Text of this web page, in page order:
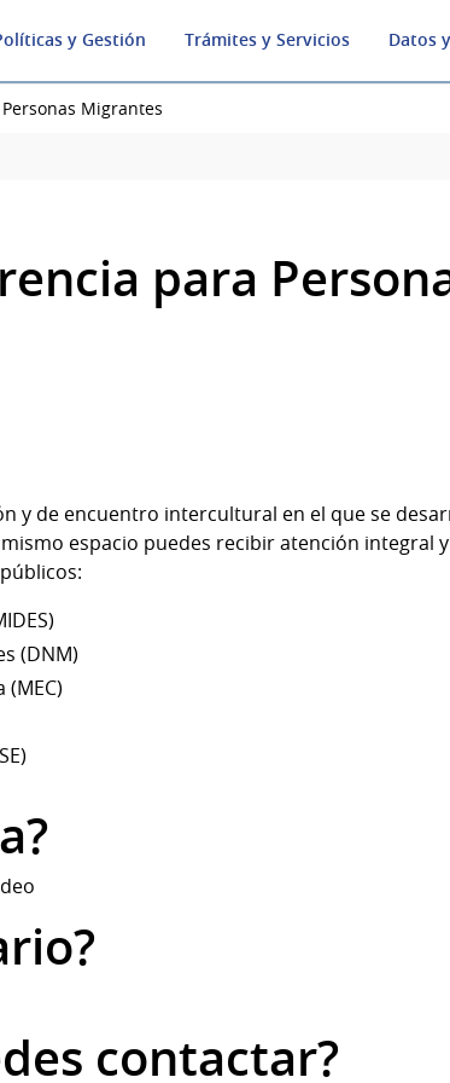
y Gestión Trámites y Servicios Datos
Migrantes
para
y de encuentro intercultural en el que se
espacio puedes recibir atención integral
(DNM)
contactar?